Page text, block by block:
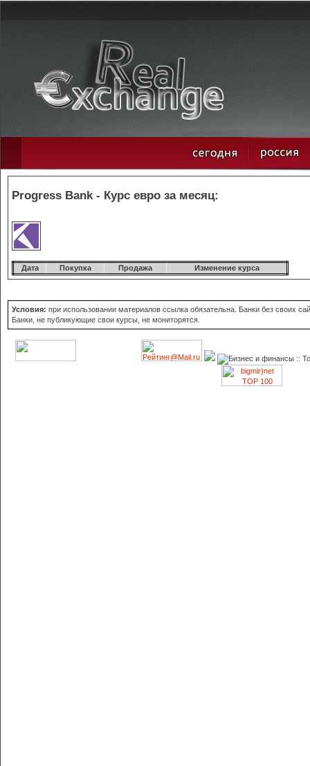
Progress Bank - Курс евро за месяц:
Дата Покупка Продажа Изменение курса
Условия: при использовании материалов ссылка обязательна. Банки без своих
Банки, не публикующие свои курсы, не мониторятся.